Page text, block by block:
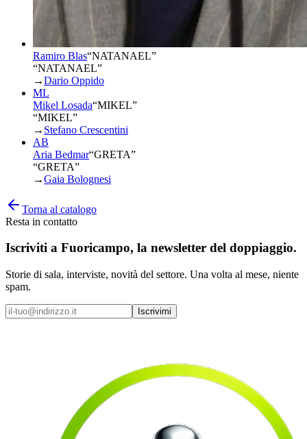
Ramiro Blas“NATANAEL”
“NATANAEL”
→Dario Oppido
ML
Mikel Losada“MIKEL”
“MIKEL”
→ Stefano Crescentini
AB
Aria Bedmar“GRETA”
“GRETA”
→Gaia Bolognesi
Torna al catalogo
Resta in contatto
Iscriviti a Fuoricampo, la newsletter del doppiaggio.
Storie di sala, interviste, novità del settore. Una volta al mese, niente
spam.
Iscrivimi